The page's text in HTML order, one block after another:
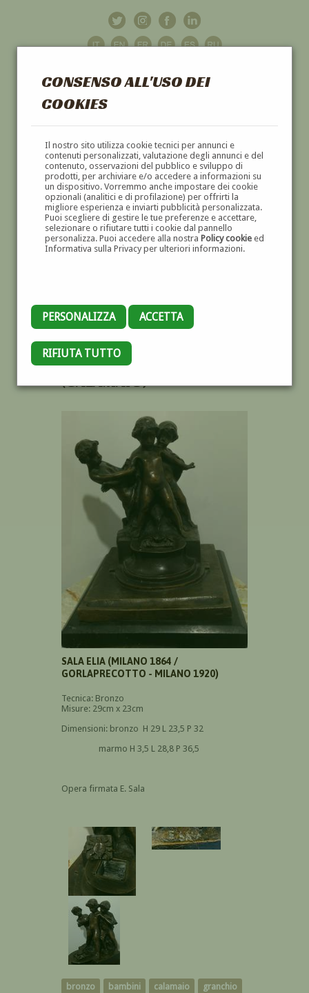
CONSENSO ALL'USO DEI
COOKIES
Il nostro sito utilizza cookie tecnici per annunci e
contenuti personalizzati, valutazione degli annunci e del
contenuto, osservazioni del pubblico e sviluppo di
prodotti, per archiviare e/o accedere a informazioni su
un dispositivo. Vorremmo anche impostare dei cookie
opzionali (analitici e di profilazione) per offrirti la
migliore esperienza e inviarti pubblicità personalizzata.
Puoi scegliere di gestire le tue preferenze e accettare,
selezionare o rifiutare tutti i cookie dal pannello
personalizza. Puoi accedere alla nostra Policy cookieed
Informativa sulla Privacy per ulteriori informazioni.
PERSONALIZZA ACCETTA
RIFIUTA TUTTO
GALLERIAD'ARTE
DIPINTI E SCULTURE '800 E '900
IL GRANCHIO *
(CALAMAIO)
SALA ELIA (MILANO 1864 /
GORLAPRECOTTO - MILANO 1920)
Tecnica: Bronzo
Misure: 29cm x 23cm
Dimensioni: bronzo H 29 L 23,5 P 32
marmo H 3,5 L 28,8 P 36,5
Opera firmata E. Sala
bronzo bambini calamaio granchio